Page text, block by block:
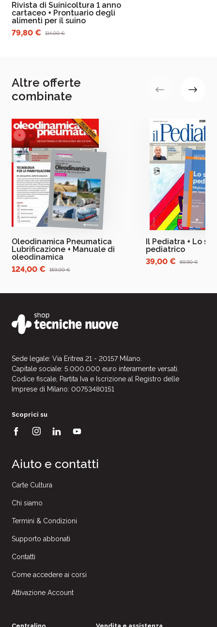
Rivista di Suinicoltura 1 anno
cartaceo + Prontuario degli
alimenti per il suino
79,80 €
114,00 €
Altre offerte
combinate
Oleodinamica Pneumatica
Lubrificazione + Manuale di
oleodinamica
124,00 €
159,00 €
Il Pediatra + Lo
pediatrico
39,00 €
69,90 €
Sede legale: Via Eritrea 21 - 20157 Milano.
Capitale sociale: 5.000.000 euro interamente versati.
Codice fiscale, Partita Iva e Iscrizione al Registro delle
Imprese di Milano: 00753480151
Scoprici su
Aiuto e contatti
Carte Cultura
Chi siamo
Termini & Condizioni
Supporto abbonati
Contatti
Come accedere ai corsi
Attivazione Account